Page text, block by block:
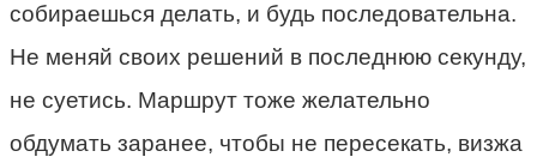
собираешься делать, и будь последовательна.
Не меняй своих решений в последнюю секунду,
не суетись. Маршрут тоже желательно
обдумать заранее, чтобы не пересекать, визжа